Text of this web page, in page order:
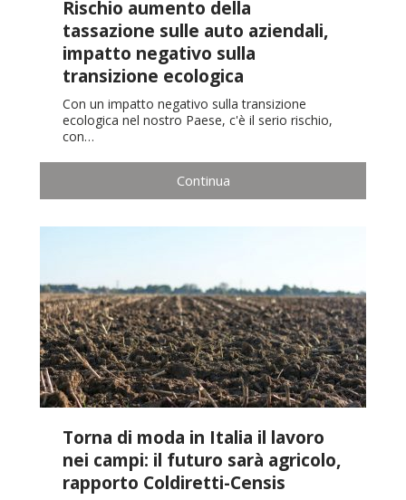
Rischio aumento della
tassazione sulle auto aziendali,
impatto negativo sulla
transizione ecologica
Con un impatto negativo sulla transizione
ecologica nel nostro Paese, c'è il serio rischio,
con…
Continua
Torna di moda in Italia il lavoro
nei campi: il futuro sarà agricolo,
rapporto Coldiretti-Censis